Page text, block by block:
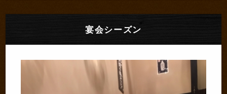
宴会シーズン